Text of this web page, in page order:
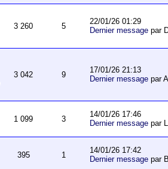
3 260 5
22/01/26 01:29
Dernier messagepar
3 042 9
17/01/26 21:13
Dernier messagepar
1 099 3
14/01/26 17:46
Dernier messagepar
395 1
14/01/26 17:42
Dernier messagepar